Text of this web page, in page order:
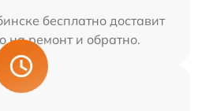
бесплатно доставит
на ремонт и обратно.